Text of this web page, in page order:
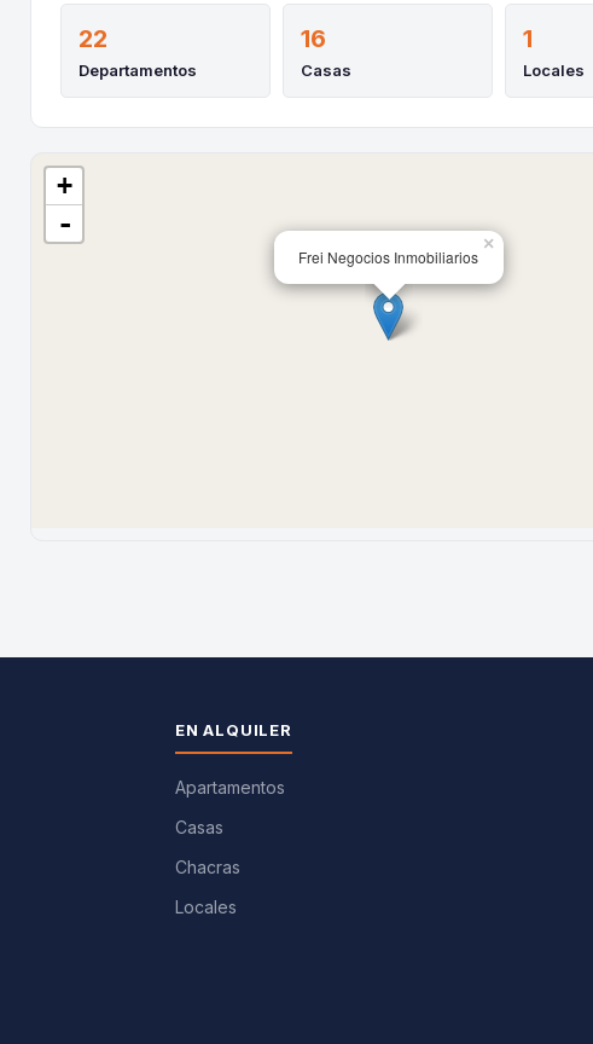
22
Departamentos
16
Casas
1
Locales
EN ALQUILER
Apartamentos
Casas
Chacras
Locales